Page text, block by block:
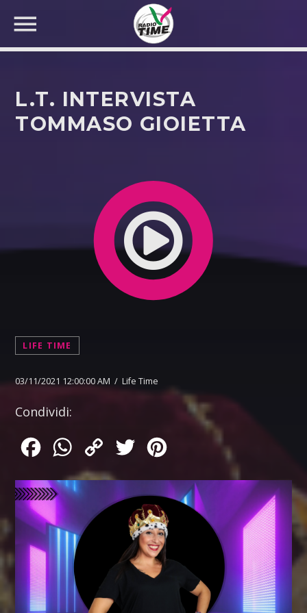
L.T. INTERVISTA
TOMMASO GIOIETTA
LIFE TIME
03/11/2021 12:00:00 AM / Life Time
Condividi:
FacebookWhatsApp
Copy
Link
Twitter Pinterest